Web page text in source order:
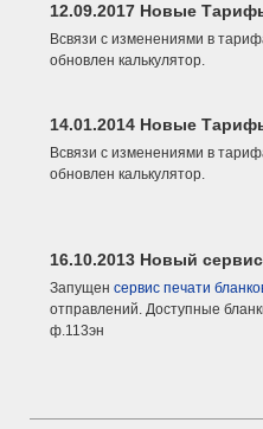
12.09.2017 Новые
Всвязи с изменениями в
обновлен калькулятор.
14.01.2014 Новые
Всвязи с изменениями в
обновлен калькулятор.
16.10.2013 Новый
Запущен сервис печати
отправлений. Доступные
ф.113эн